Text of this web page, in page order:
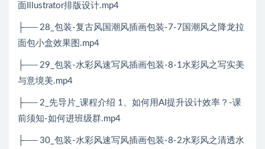
面Illustrator排版设计.mp4
├── 28_包装-复古风国潮风插画包装-7-7国潮风之降龙拉
面包小盒效果图.mp4
├── 29_包装-水彩风速写风插画包装-8-1水彩风之写实美
与意境美.mp4
├── 2_先导片_课程介绍 1、如何用AI提升设计效率？-课
前须知-如何进班级群.mp4
├── 30_包装-水彩风速写风插画包装-8-2水彩风之清透水